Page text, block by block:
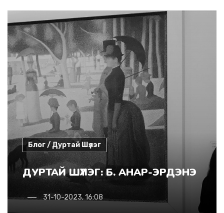
Блог / Дуртай Шүлэг
ДУРТАЙ ШҮЛЭГ: Б. АНАР-ЭРДЭНЭ
31-10-2023, 16:08